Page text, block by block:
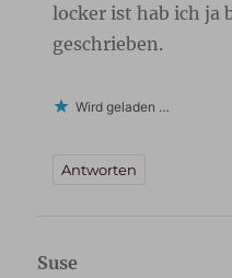
locker ist hab ich ja
geschrieben.
Wird geladen …
Antworten
Suse